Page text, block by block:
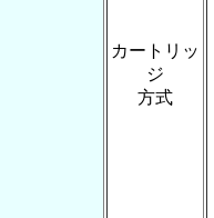
カートリッ
ジ
方式